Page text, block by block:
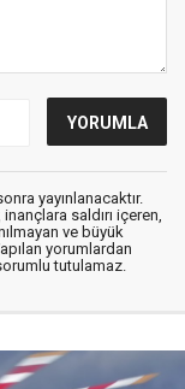
yayınlanacaktır.
saldırı içeren,
ve büyük
yorumlardan
tutulamaz.